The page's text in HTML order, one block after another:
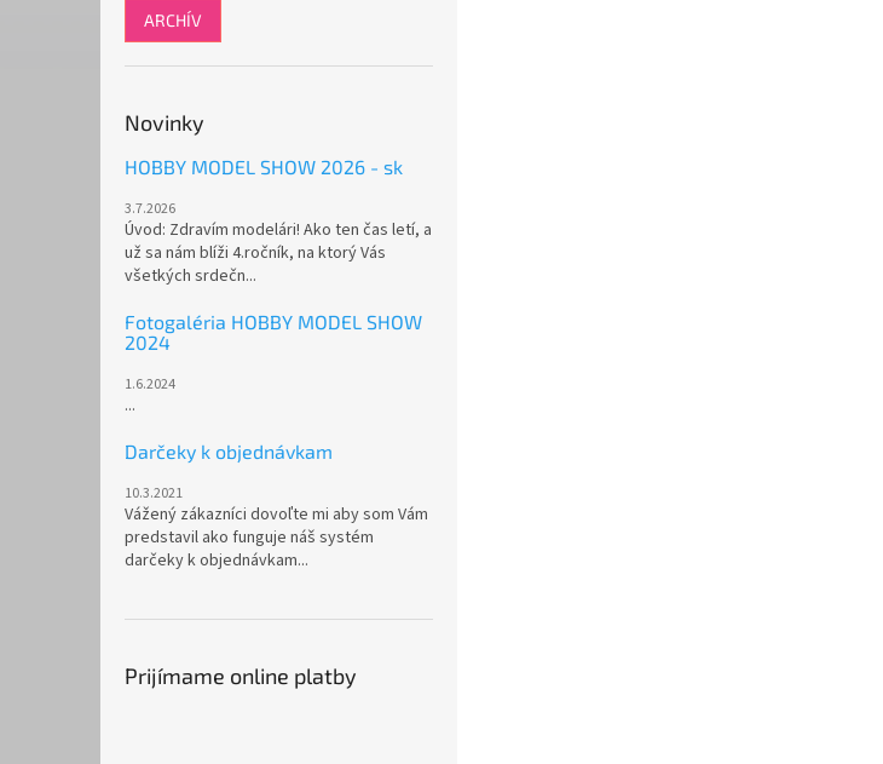
ARCHÍV
Novinky
HOBBY MODEL SHOW 2026 - sk
3.7.2026
Úvod: Zdravím modelári! Ako ten čas letí, a
už sa nám blíži 4.ročník, na ktorý Vás
všetkých srdečn...
Fotogaléria HOBBY MODEL SHOW
2024
1.6.2024
...
Darčeky k objednávkam
10.3.2021
Vážený zákazníci dovoľte mi aby som Vám
predstavil ako funguje náš systém
darčeky k objednávkam...
Prijímame online platby